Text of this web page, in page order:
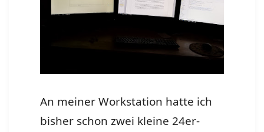
An meiner Workstation hatte ich
bisher schon zwei kleine 24er-